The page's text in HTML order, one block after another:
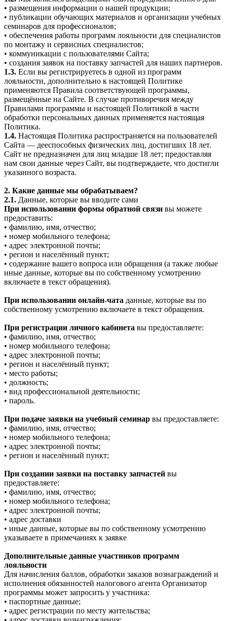
• размещения информации о нашей продукции;
• публикации обучающих материалов и организации учебных
семинаров для профессионалов;
• обеспечения работы программ лояльности для специалистов
по монтажу и сервисных специалистов;
• коммуникации с пользователями Сайта;
• создания заявок на поставку запчастей для наших партнеров.
1.3. Если вы регистрируетесь в одной из программ
лояльности, дополнительно к настоящей Политике
применяются Правила соответствующей программы,
размещённые на Сайте. В случае противоречия между
Правилами программы и настоящей Политикой в части
обработки персональных данных применяется настоящая
Политика.
1.4. Настоящая Политика распространяется на пользователей
Сайта — дееспособных физических лиц, достигших 18 лет.
Сайт не предназначен для лиц младше 18 лет; предоставляя
нам свои данные через Сайт, вы подтверждаете, что достигли
указанного возраста.
2. Какие данные мы обрабатываем?
2.1. Данные, которые вы вводите сами
При использовании формы обратной связи вы можете
предоставить:
• фамилию, имя, отчество;
• номер мобильного телефона;
• адрес электронной почты;
• регион и населённый пункт;
• содержание вашего вопроса или обращения (а также любые
иные данные, которые вы по собственному усмотрению
включаете в текст обращения).
При использовании онлайн-чата данные, которые вы по
собственному усмотрению включаете в текст обращения.
При регистрации личного кабинета вы предоставляете:
• фамилию, имя, отчество;
• номер мобильного телефона;
• адрес электронной почты;
• регион и населённый пункт;
• место работы;
• должность;
• вид профессиональной деятельности;
• пароль.
При подаче заявки на учебный семинар вы предоставляете:
• фамилию, имя, отчество;
• номер мобильного телефона;
• адрес электронной почты;
• регион и населённый пункт;
При создании заявки на поставку запчастей вы
предоставляете:
• фамилию, имя, отчество;
• номер мобильного телефона;
• адрес электронной почты;
• адрес доставки
• иные данные, которые вы по собственному усмотрению
указываете в примечаниях к заявке
Дополнительные данные участников программ
лояльности
Для начисления баллов, обработки заказов вознаграждений и
исполнения обязанностей налогового агента Организатор
программы может запросить у участника:
• паспортные данные;
• адрес регистрации по месту жительства;